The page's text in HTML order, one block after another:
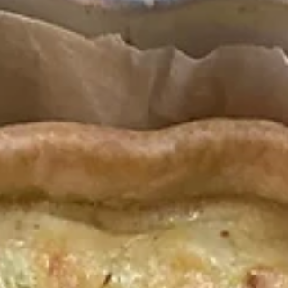
feuilles de laurier, 1 bran